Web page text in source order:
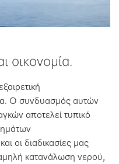
οικονομία.
Ο συνδυασμός αυτών
αποτελεί τυπικό
οι διαδικασίες μας
κατανάλωση νερού,